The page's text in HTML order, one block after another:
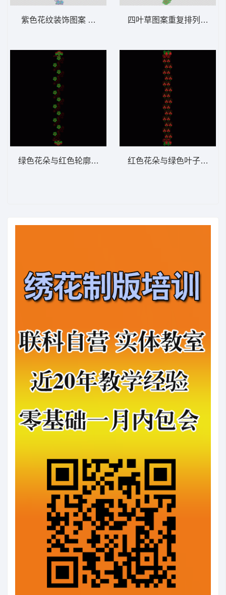
紫色花纹装饰图案 窗帘
绿色花朵与红色轮廓装饰图案 窗帘
四叶草图案重复排列 窗帘
红色花朵与绿色叶子图案装